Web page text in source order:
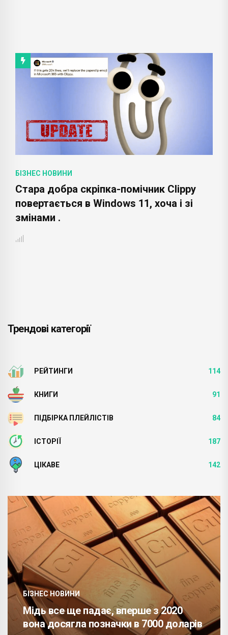
БІЗНЕС НОВИНИ
Стара добра скріпка-помічник Clippy
повертається в Windows 11, хоча і зі
змінами .
Трендові категорії
РЕЙТИНГИ 114
КНИГИ 91
ПІДБІРКА ПЛЕЙЛІСТІВ 84
ІСТОРІЇ 187
ЦІКАВЕ 142
БІЗНЕС НОВИНИ
Мідь все ще падає, вперше з 2020
вона досягла позначки в 7000 доларів